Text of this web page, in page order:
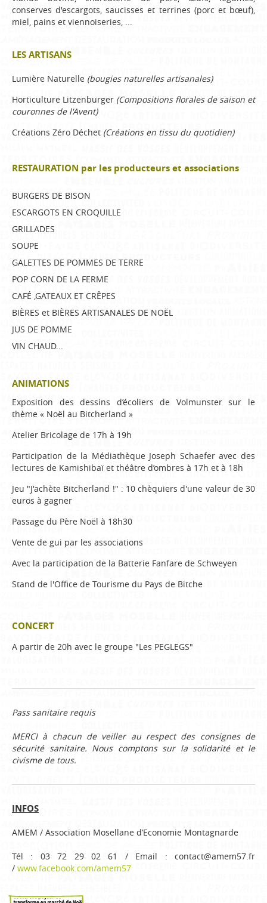
conserves d'escargots, saucisses et terrines (porc et bœuf),
miel, pains et viennoiseries, ...
LES ARTISANS
Lumière Naturelle (bougies naturelles artisanales)
Horticulture Litzenburger (Compositions florales de saison et
couronnes de l'Avent)
Créations Zéro Déchet (Créations en tissu du quotidien)
RESTAURATION par les producteurs et associations
BURGERS DE BISON
ESCARGOTS EN CROQUILLE
GRILLADES
SOUPE
GALETTES DE POMMES DE TERRE
POP CORN DE LA FERME
CAFÉ ,GATEAUX ET CRÊPES
BIÈRES et BIÈRES ARTISANALES DE NOËL
JUS DE POMME
VIN CHAUD...
ANIMATIONS
Exposition des dessins d’écoliers de Volmunster sur le
thème « Noël au Bitcherland »
Atelier Bricolage de 17h à 19h
Participation de la Médiathèque Joseph Schaefer avec des
lectures de Kamishibaï et théâtre d’ombres à 17h et à 18h
Jeu "J'achète Bitcherland !" : 10 chèquiers d'une valeur de 30
euros à gagner
Passage du Père Noël à 18h30
Vente de gui par les associations
Avec la participation de la Batterie Fanfare de Schweyen
Stand de l'Office de Tourisme du Pays de Bitche
CONCERT
A partir de 20h avec le groupe "Les PEGLEGS"
Pass sanitaire requis
MERCI à chacun de veiller au respect des consignes de
sécurité sanitaire. Nous comptons sur la solidarité et le
civisme de tous.
INFOS
AMEM / Association Mosellane d’Economie Montagnarde
Tél : 03 72 29 02 61 / Email : contact@amem57.fr
/ www.facebook.com/amem57